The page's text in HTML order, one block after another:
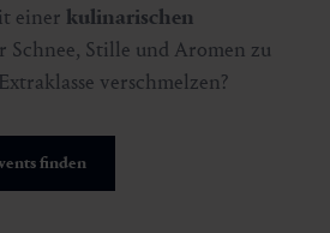
einer kulinarischen
Schnee, Stille und Aromen zu
verschmelzen?
finden